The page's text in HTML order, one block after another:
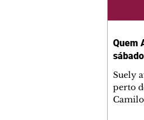
Quem
Suely
perto